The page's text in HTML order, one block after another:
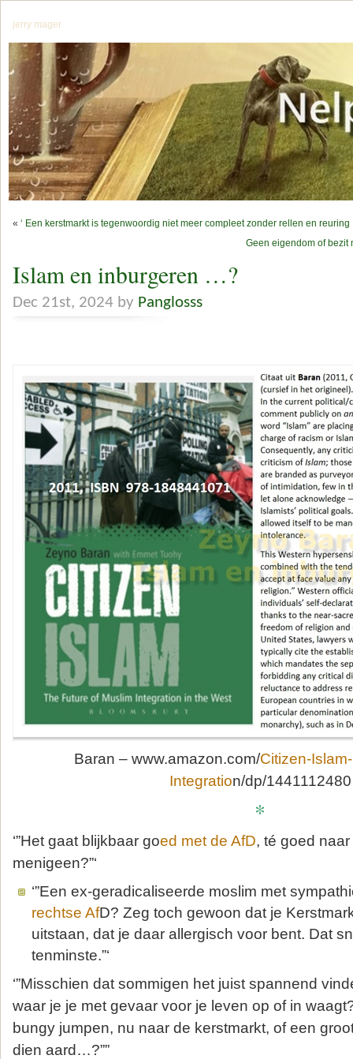
jerry mager
« ‘ Een kerstmarkt is tegenwoordig niet meer compleet zonder rellen en reuring
Geen eigendom of
Islam en inburgeren …?
Dec 21st, 2024 by Panglosss
Baran – www.amazon.com/Citizen-
Integration/dp/1441112480
*
‘”Het gaat blijkbaar goed met de AfD, té goed
menigeen?”‘
‘”Een ex-geradicaliseerde moslim met
rechtse AfD? Zeg toch gewoon dat je
uitstaan, dat je daar allergisch voor bent. Dat
tenminste.”‘
‘”Misschien dat sommigen het juist spannend
waar je je met gevaar voor je leven op of in
bungy jumpen, nu naar de kerstmarkt, of een
dien aard…?””